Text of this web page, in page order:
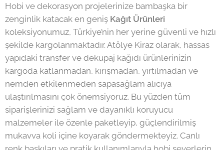
Hobi ve dekorasyon projelerinize bambaşka bir
zenginlik katacak en geniş Kağıt Ürünleri
koleksiyonumuz, Türkiye’nin her yerine güvenli ve hızlı
şekilde kargolanmaktadır. Atölye Kiraz olarak, hassas
yapıdaki transfer ve dekupaj kağıdı ürünlerinizin
kargoda katlanmadan, kırışmadan, yırtılmadan ve
nemden etkilenmeden sapasağlam alıcıya
ulaştırılmasını çok önemsiyoruz. Bu yüzden tüm
siparişlerinizi sağlam ve dayanıklı koruyucu
malzemeler ile özenle paketleyip, güçlendirilmiş
mukavva koli içine koyarak göndermekteyiz. Canlı